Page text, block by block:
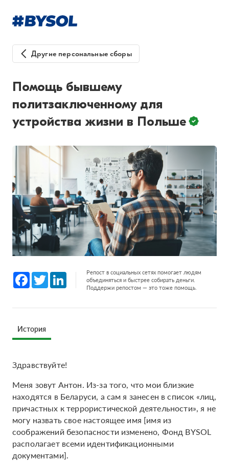
Другие персональные сборы
Помощь бывшему
политзаключенному для
устройства жизни в Польше
Facebook
Twitter LinkedInРепост в социальных сетях помогает людям
объединяться и быстрее собирать деньги.
Поддержи репостом — это тоже помощь.
История
Здравствуйте!
Меня зовут Антон. Из-за того, что мои близкие
находятся в Беларуси, а сам я занесен в список «лиц,
причастных к террористической деятельности», я не
могу назвать свое настоящее имя [имя из
соображений безопасности изменено, Фонд BYSOL
располагает всеми идентификационными
документами].